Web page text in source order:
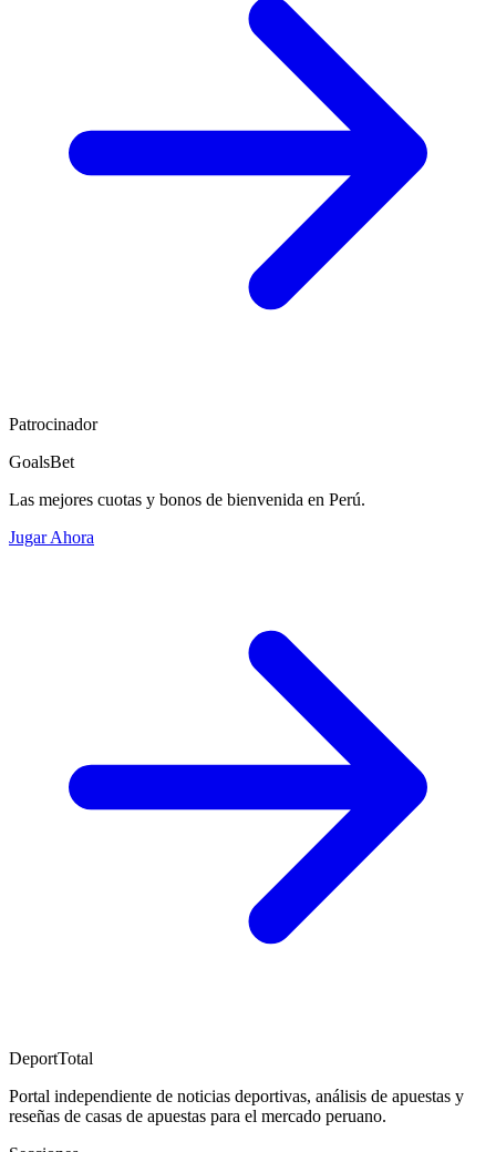
Patrocinador
GoalsBet
Las mejores cuotas y bonos de bienvenida en Perú.
Jugar Ahora
DeportTotal
Portal independiente de noticias deportivas, análisis de apuestas y
reseñas de casas de apuestas para el mercado peruano.